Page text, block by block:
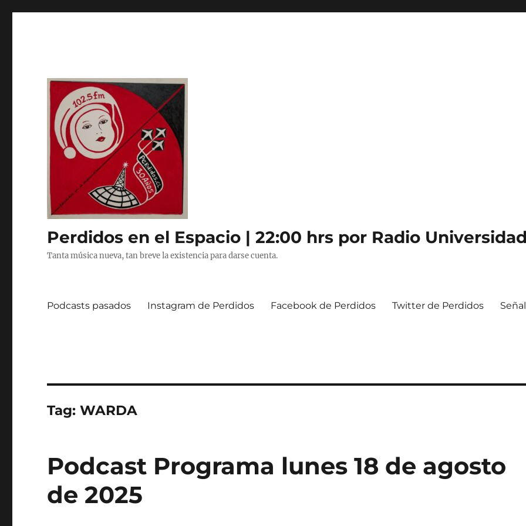
Perdidos en el Espacio | 22:00 hrs por Radio
Tanta música nueva, tan breve la existencia para darse cuenta.
Podcasts pasados Instagram de Perdidos Facebook de Perdidos Twitter de Perdidos
Tag:WARDA
Podcast Programa lunes 18 de agosto
de 2025